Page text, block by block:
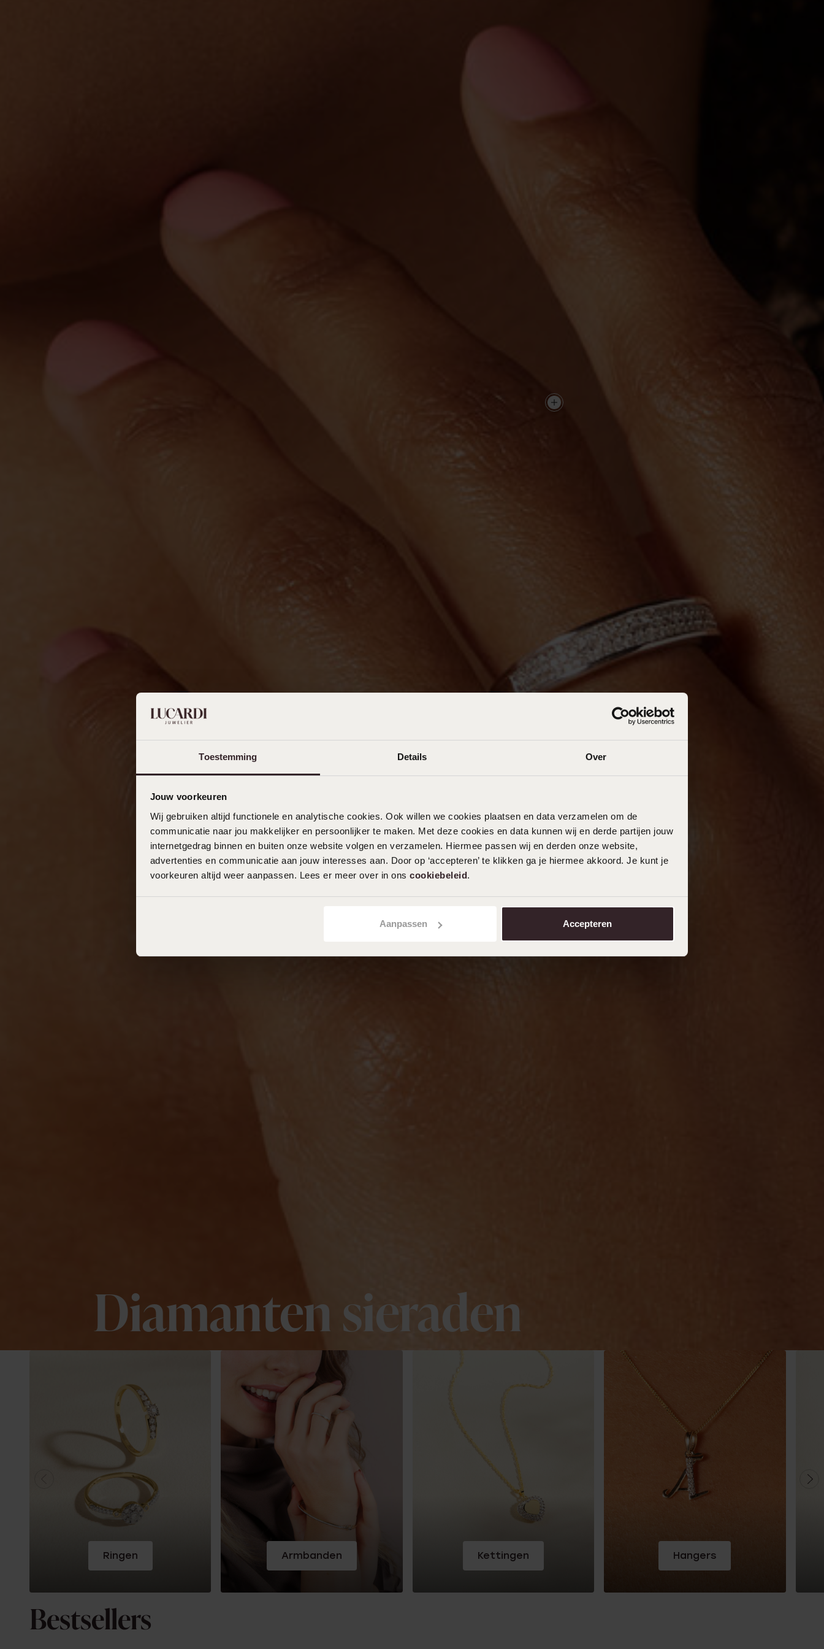
Toestemming Details Over
Jouw voorkeuren
Wij gebruiken altijd functionele en analytische cookies. Ook willen we cookies plaatsen en data verzamelen om de
communicatie naar jou makkelijker en persoonlijker te maken. Met deze cookies en data kunnen wij en derde partijen jouw
internetgedrag binnen en buiten onze website volgen en verzamelen. Hiermee passen wij en derden onze website,
advertenties en communicatie aan jouw interesses aan. Door op ‘accepteren’ te klikken ga je hiermee akkoord. Je kunt je
voorkeuren altijd weer aanpassen. Lees er meer over in ons cookiebeleid.
Aanpassen Accepteren
Diamanten sieraden
Ringen Armbanden Kettingen Hangers
Bestsellers